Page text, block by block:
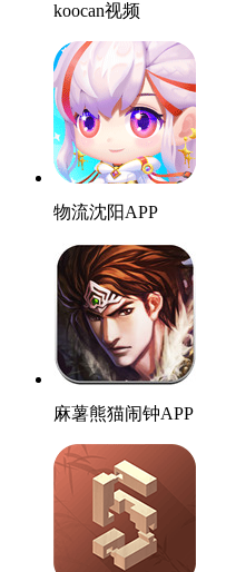
koocan视频
物流沈阳APP
麻薯熊猫闹钟APP